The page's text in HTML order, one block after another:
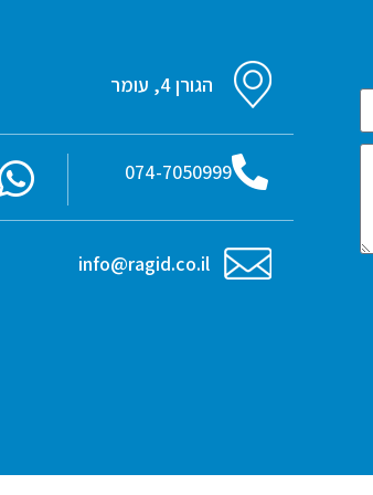
הגורן 4, עומר
074-7050999
info@ragid.co.il